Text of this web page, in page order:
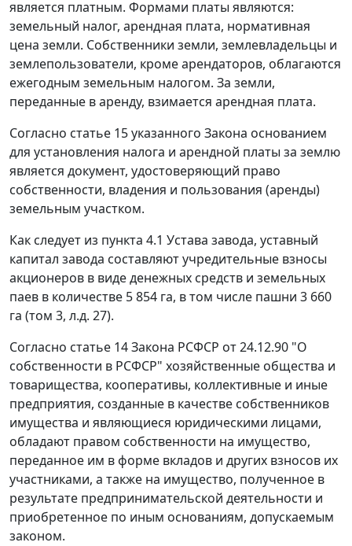
является платным. Формами платы являются:
земельный налог, арендная плата, нормативная
цена земли. Собственники земли, землевладельцы и
землепользователи, кроме арендаторов, облагаются
ежегодным земельным налогом. За земли,
переданные в аренду, взимается арендная плата.
Согласно статье 15 указанного Закона основанием
для установления налога и арендной платы за землю
является документ, удостоверяющий право
собственности, владения и пользования (аренды)
земельным участком.
Как следует из пункта 4.1 Устава завода, уставный
капитал завода составляют учредительные взносы
акционеров в виде денежных средств и земельных
паев в количестве 5 854 га, в том числе пашни 3 660
га (том 3, л.д. 27).
Согласно статье 14 Закона РСФСР от 24.12.90 "О
собственности в РСФСР" хозяйственные общества и
товарищества, кооперативы, коллективные и иные
предприятия, созданные в качестве собственников
имущества и являющиеся юридическими лицами,
обладают правом собственности на имущество,
переданное им в форме вкладов и других взносов их
участниками, а также на имущество, полученное в
результате предпринимательской деятельности и
приобретенное по иным основаниям, допускаемым
законом.